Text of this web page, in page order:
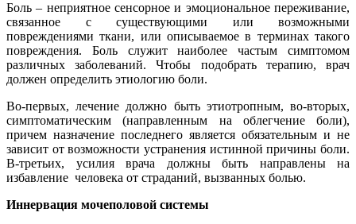
Боль – неприятное сенсорное и эмоциональное переживание,
связанное с существующими или возможными
повреждениями ткани, или описываемое в терминах такого
повреждения. Боль служит наиболее частым симптомом
различных заболеваний. Чтобы подобрать терапию, врач
должен определить этиологию боли.
Во-первых, лечение должно быть этиотропным, во-вторых,
симптоматическим (направленным на облегчение боли),
причем назначение последнего является обязательным и не
зависит от возможности устранения истинной причины боли.
В-третьих, усилия врача должны быть направлены на
избавление человека от страданий, вызванных болью.
Иннервация мочеполовой системы